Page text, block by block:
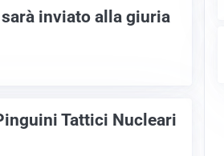
inviato alla giuria
Tattici Nucleari